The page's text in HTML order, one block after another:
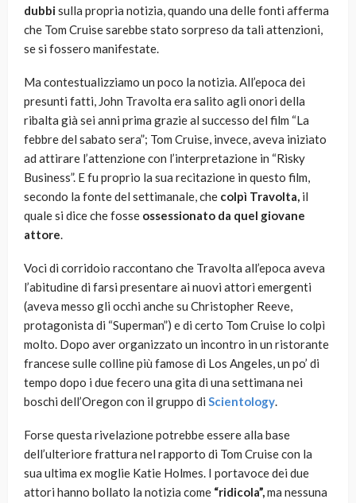
dubbisulla propria notizia, quando una delle fonti afferma
che Tom Cruise sarebbe stato sorpreso da tali attenzioni,
se si fossero manifestate.
Ma contestualizziamo un poco la notizia. All’epoca dei
presunti fatti, John Travolta era salito agli onori della
ribalta già sei anni prima grazie al successo del film “La
febbre del sabato sera”; Tom Cruise, invece, aveva iniziato
ad attirare l’attenzione con l’interpretazione in “Risky
Business”. E fu proprio la sua recitazione in questo film,
secondo la fonte del settimanale, che colpì Travolta, il
quale si dice che fosse ossessionato da quel giovane
attore.
Voci di corridoio raccontano che Travolta all’epoca aveva
l’abitudine di farsi presentare ai nuovi attori emergenti
(aveva messo gli occhi anche su Christopher Reeve,
protagonista di “Superman”) e di certo Tom Cruise lo colpì
molto. Dopo aver organizzato un incontro in un ristorante
francese sulle colline più famose di Los Angeles, un po’ di
tempo dopo i due fecero una gita di una settimana nei
boschi dell’Oregon con il gruppo di Scientology.
Forse questa rivelazione potrebbe essere alla base
dell’ulteriore frattura nel rapporto di Tom Cruise con la
sua ultima ex moglie Katie Holmes. I portavoce dei due
attori hanno bollato la notizia come “ridicola”,ma nessuna